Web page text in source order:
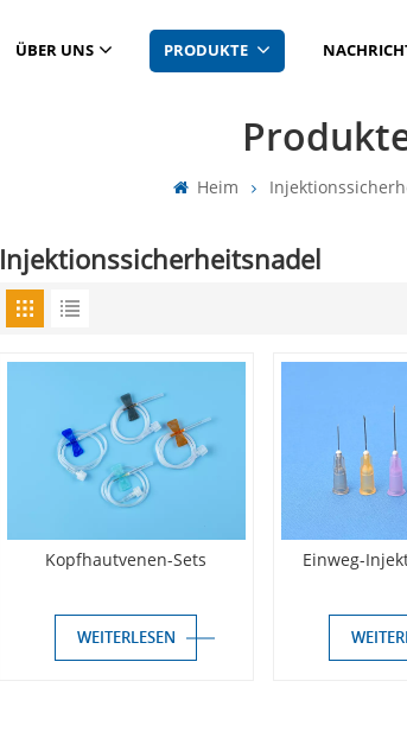
ÜBER UNS PRODUKTE
Heim
Injektionssicherheitsnadel
Kopfhautvenen-Sets
WEITERLESEN
Einweg-